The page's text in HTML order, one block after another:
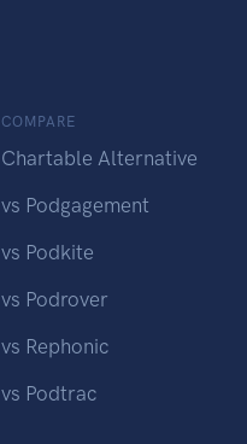
COMPARE
Chartable Alternative
vs Podgagement
vs Podkite
vs Podrover
vs Rephonic
vs Podtrac